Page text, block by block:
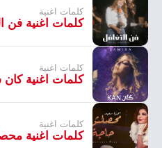
كلمات اغنية
كلمات اغنية فن
كلمات اغنية
كلمات اغنية
كلمات اغنية
كلمات اغنية